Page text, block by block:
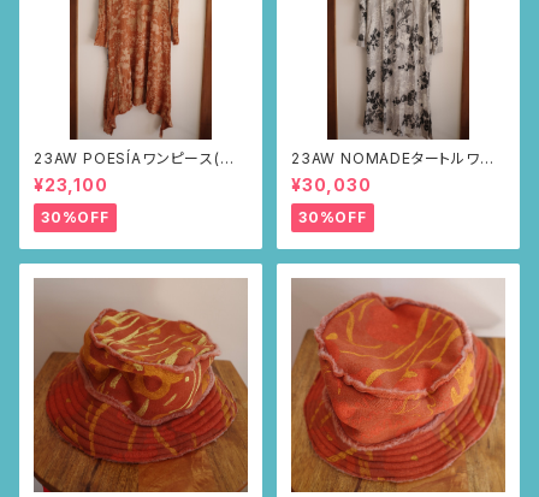
23AW POESÍAワンピース(ブラ
ウン・サボテンの山道柄)
¥23,100
30%OFF
23AW NOMADEタートルワン
ピース(メランジグレー・サボテ
ンの山道柄)
¥30,030
30%OFF